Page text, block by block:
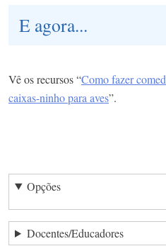
E agora...
Vê os recursos “Como fazer
caixas-ninho para aves”.
Opções
Docentes/Educadores